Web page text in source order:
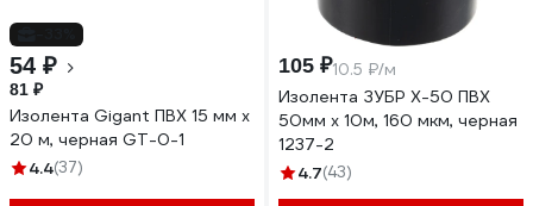
54 ₽
81 ₽
Изолента Gigant ПВХ 15 мм х
20 м, черная GT-0-1
4.4(37)
105 ₽10.5 ₽/м
Изолента ЗУБР Х-50 ПВХ
50мм х 10м, 160 мкм, черная
1237-2
4.7(43)